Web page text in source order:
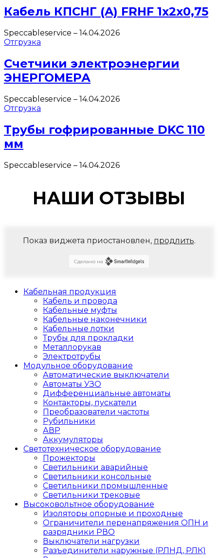
Кабель КПСНГ (A) FRHF 1х2х0,75
Speccableservice – 14.04.2026
Отгрузка
Счетчики электроэнергии
ЭНЕРГОМЕРА
Speccableservice – 14.04.2026
Отгрузка
Трубы гофрированные DKC 110
мм
Speccableservice – 14.04.2026
НАШИ ОТЗЫВЫ
Показ виджета приостановлен, продлить.
Сделано на
Кабельная продукция
Кабель и провода
Кабельные муфты
Кабельные наконечники
Кабельные лотки
Трубы для прокладки
Металлорукав
Электротрубы
Модульное оборудование
Автоматические выключатели
Автоматы УЗО
Дифференциальные автоматы
Контакторы, пускатели
Преобразователи частоты
Рубильники
АВР
Аккумуляторы
Светотехническое оборудование
Прожекторы
Светильники аварийные
Светильники консольные
Светильники промышленные
Светильники трековые
Высоковольтное оборудование
Изоляторы опорные и проходные
Ограничители перенапряжения ОПН и
разрядники РВО
Выключатели нагрузки
Разъединители наружные (РЛНД, РЛК)